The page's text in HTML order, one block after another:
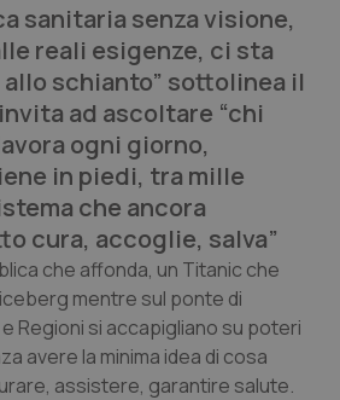
sanitaria senza visione,
reali esigenze, ci sta
schianto” sottolinea il
ad ascoltare “chi
ogni giorno,
in piedi, tra mille
che ancora
cura, accoglie, salva”
che affonda, un Titanic che
mentre sul ponte di
Regioni si accapigliano su poteri
avere la minima idea di cosa
assistere, garantire salute.